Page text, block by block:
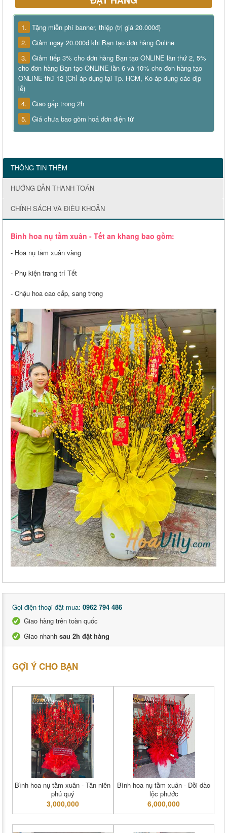
1. Tặng miễn phí banner, thiệp (trị giá 20.000đ)
2. Giảm ngay 20.000đ khi Bạn tạo đơn hàng Online
3. Giảm tiếp 3% cho đơn hàng Bạn tạo ONLINE lần thứ 2, 5%
cho đơn hàng Bạn tạo ONLINE lần 6 và 10% cho đơn hàng tạo
ONLINE thứ 12 (Chỉ áp dụng tại Tp. HCM, Ko áp dụng các dịp
lễ)
4. Giao gấp trong 2h
5. Giá chưa bao gồm hoá đơn điện tử
THÔNG TIN THÊM
HƯỚNG DẪN THANH TOÁN
CHÍNH SÁCH VÀ ĐIỀU KHOẢN
Bình hoa nụ tầm xuân - Tết an khang bao gồm:
- Hoa nụ tầm xuân vàng
- Phụ kiện trang trí Tết
- Chậu hoa cao cấp, sang trọng
Gọi điện thoại đặt mua: 0962 794 486
Giao hàng trên toàn quốc
Giao nhanh sau 2h đặt hàng
GỢI Ý CHO BẠN
Bình hoa nụ tầm xuân - Tân niên
phú quý
3,000,000
Bình hoa nụ tầm xuân - Dồi dào
lộc phước
6,000,000